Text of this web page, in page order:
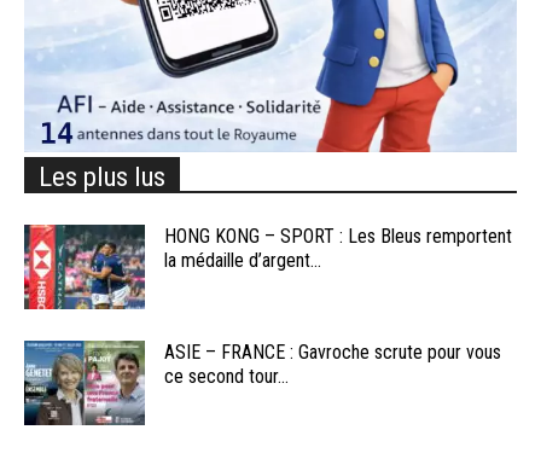
Les plus lus
HONG KONG – SPORT : Les Bleus remportent
la médaille d’argent...
ASIE – FRANCE : Gavroche scrute pour vous
ce second tour...